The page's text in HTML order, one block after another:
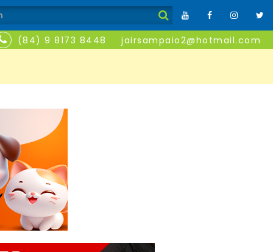
(84) 9 8173 8448 jairsampaio2@hotmail.com